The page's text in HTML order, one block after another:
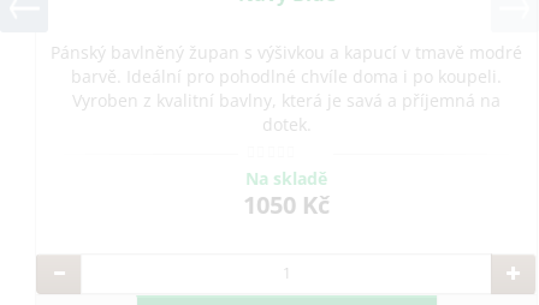
Pánský bavlněný župan s výšivkou a kapucí 03
Navy Blue
Pánský bavlněný župan s výšivkou a kapucí v tmavě modré
Vyroben z kvalitní bavlny, která je savá a příjemná na
dotek.
Na skladě
1050 Kč